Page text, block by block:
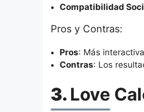
Compatibilidad
Pros y Contras:
Pros: Más
Contras: Los
3. Love